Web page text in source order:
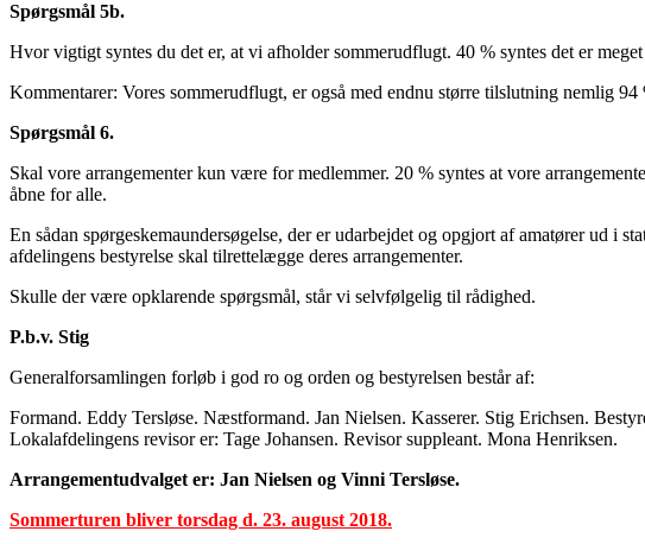
Spørgsmål 5b.
Hvor vigtigt syntes du det er, at vi afholder sommerudflugt. 40 % syntes det er
Kommentarer: Vores sommerudflugt, er også med endnu større tilslutning nemlig 94
Spørgsmål 6.
Skal vore arrangementer kun være for medlemmer. 20 % syntes at vore
åbne for alle.
En sådan spørgeskemaundersøgelse, der er udarbejdet og opgjort af amatører ud i
afdelingens bestyrelse skal tilrettelægge deres arrangementer.
Skulle der være opklarende spørgsmål, står vi selvfølgelig til rådighed.
P.b.v. Stig
Generalforsamlingen forløb i god ro og orden og bestyrelsen består af:
Formand. Eddy Tersløse. Næstformand. Jan Nielsen. Kasserer. Stig Erichsen.
Lokalafdelingens revisor er: Tage Johansen. Revisor suppleant. Mona Henriksen.
Arrangementudvalget er: Jan Nielsen og Vinni Tersløse.
Sommerturen bliver torsdag d. 23. august 2018.